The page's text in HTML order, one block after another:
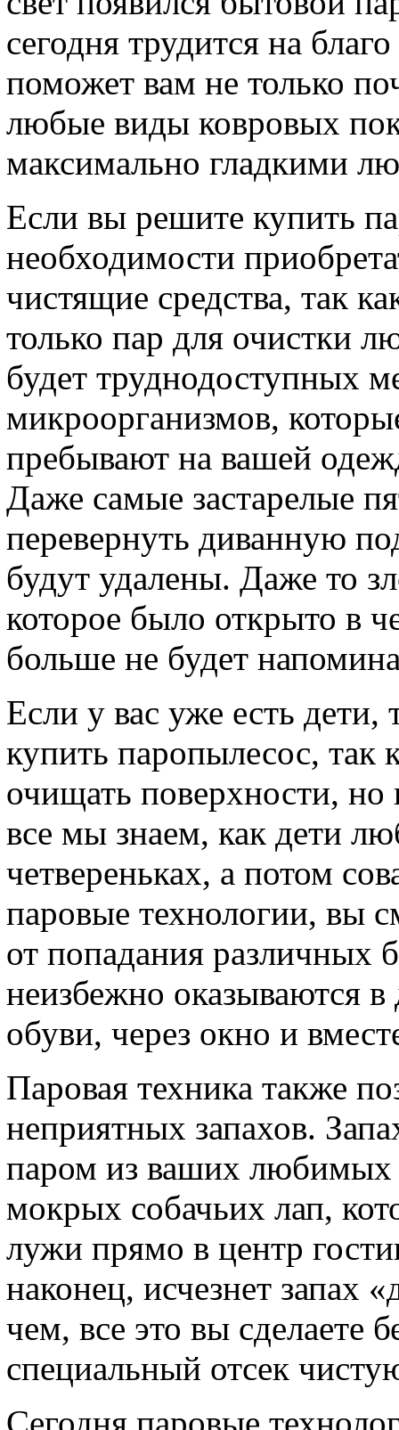
сегодня трудится на
поможет вам не только
любые виды ковровых
максимально гладкими
Если вы решите купить
необходимости
чистящие средства, так
только пар для очистки
будет труднодоступных
микроорганизмов,
пребывают на вашей
Даже самые застарелые
перевернуть диванную
будут удалены. Даже то
которое было открыто в
больше не будет
Если у вас уже есть
купить паропылесос, так
очищать поверхности,
все мы знаем, как дети
четвереньках, а потом
паровые технологии, вы
от попадания различных
неизбежно оказываются
обуви, через окно и
Паровая техника также
неприятных запахов.
паром из ваших любимых
мокрых собачьих лап,
лужи прямо в центр
наконец, исчезнет запах
чем, все это вы сделаете
специальный отсек
Сегодня паровые